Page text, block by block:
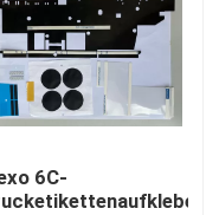
6C-